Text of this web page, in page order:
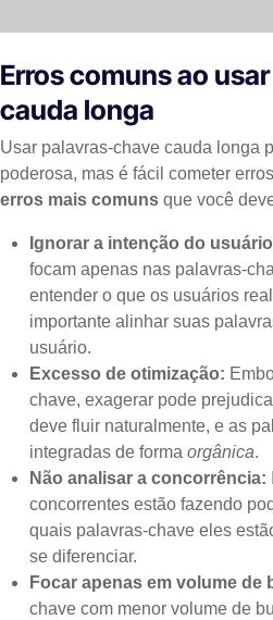
Erros comuns ao
cauda longa
Usar palavras-chave cauda longa
poderosa, mas é fácil cometer
erros mais comuns que você
Ignorar a intenção do
focam apenas nas palavras-
entender o que os usuários
importante alinhar suas
usuário.
Excesso de otimização:
chave, exagerar pode
deve fluir naturalmente, e as
integradas de formaorgânica.
Não analisar a concorrência:
concorrentes estão fazendo
quais palavras-chave eles
se diferenciar.
Focar apenas em volume de
chave com menor volume de